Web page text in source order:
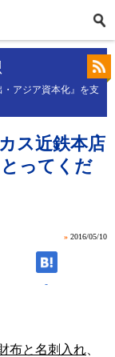
アジア資本化』を支
ス近鉄本店
ってくだ
» 2016/05/10
-
布と名刺入れ